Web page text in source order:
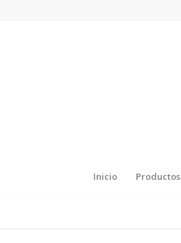
Inicio Productos